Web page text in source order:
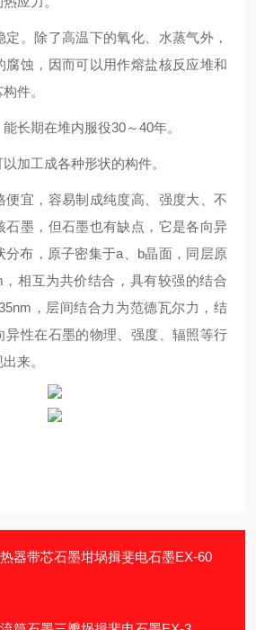
。除了高温下的氧化、水蒸气外，
腐蚀，因而可以用作熔盐核反应堆和
件。
长期在堆内服役30～40年。
加工成各种形状的构件。
便宜，容易制成纯度高、强度大、不
石墨，但石墨也有缺点，它是各向异
分布，原子密集于a、b晶面，同层原
相互为共价结合，具有较强的结合
，层间结合力为范德瓦尔力，结
异性在石墨的物理、强度、辐照等行
来。
器带芯石墨坩埚揖斐电石墨EX-60